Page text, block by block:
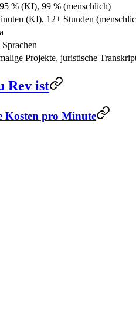
% (KI), 99 % (menschlich)
(KI), 12+ Stunden
Projekte, juristische
Rev ist
Kosten pro Minute